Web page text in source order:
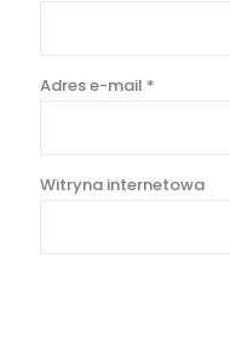
Adres e-mail *
Witryna internetowa